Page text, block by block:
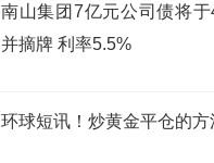
南山集团7亿元公司债将
并摘牌 利率5.5%
环球短讯！炒黄金平仓的方